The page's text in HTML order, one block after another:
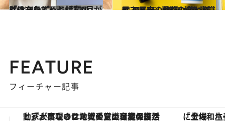
2024.4.21
たったの2ステップで目がぱっちりすると話題の「まぶたどっこいしょ」とは？
ビューティ＆ヘルス 2024.5.12
エアコン、季節の変わり目… 日中の乾燥対策に使う アイテムは“＋α”を意識せよ！
ビューティ＆ヘルス
FEATURE
フィーチャー記事
「土佐和ハーブかき氷」がOMO7高知に登場！生姜、山椒、大葉など目にも舌にも涼を呼ぶ郷土の味 【銀座で出合う最旬美容】美髪ケアや上質